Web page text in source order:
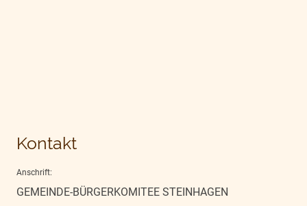
Kontakt
Anschrift:
GEMEINDE-BÜRGERKOMITEE STEINHAGEN